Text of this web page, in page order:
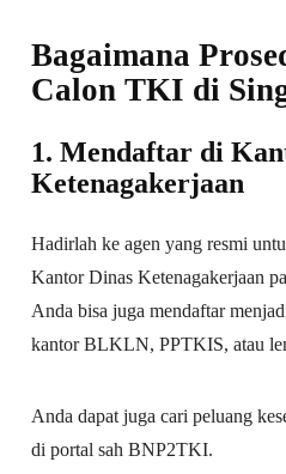
Bagaimana
Calon TKI di
1. Mendaftar di
Ketenagakerjaan
Hadirlah ke agen yang resmi
Kantor Dinas Ketenagakerjaan
Anda bisa juga mendaftar
kantor BLKLN, PPTKIS, atau
Anda dapat juga cari peluang
di portal sah BNP2TKI.